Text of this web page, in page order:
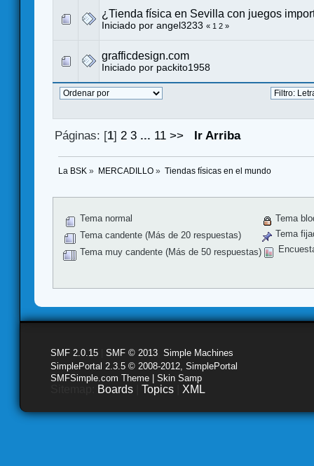
¿Tienda física en Sevilla con juegos
Iniciado por angel3233 « 1 2 »
grafficdesign.com
Iniciado por packito1958
Páginas: [1] 2 3 ... 11 >> Ir Arriba
La BSK » MERCADILLO» Tiendas físicas en el mundo
Tema normal
Tema candente (Más de 20 respuestas)
Tema muy candente (Más de 50 respuestas)
Tema
Tema
SMF 2.0.15 SMF © 2013 Simple Machines
SimplePortal 2.3.5 © 2008-2012, SimplePortal
SMFSimple.com Theme | Skin Samp
Boards Topics XML